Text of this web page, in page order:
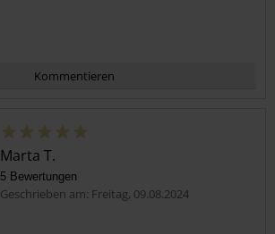
Kommentieren
Marta T.
5 Bewertungen
Geschrieben am: Freitag, 09.08.2024